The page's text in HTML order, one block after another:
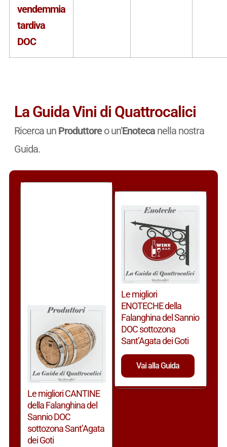
vendemmia
tardiva
DOC
La Guida Vini di Quattrocalici
Ricerca un Produttoreo un’Enotecanella nostra
Guida.
Le migliori CANTINE
della Falanghina del
Sannio DOC
sottozona Sant’Agata
dei Goti
Le migliori
ENOTECHE della
Falanghina del Sannio
DOC sottozona
Sant’Agata dei Goti
Vai alla Guida